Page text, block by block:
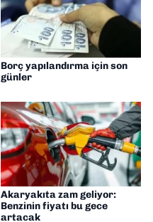
Borç yapılandırma için son
günler
Akaryakıta zam geliyor:
Benzinin fiyatı bu gece
artacak